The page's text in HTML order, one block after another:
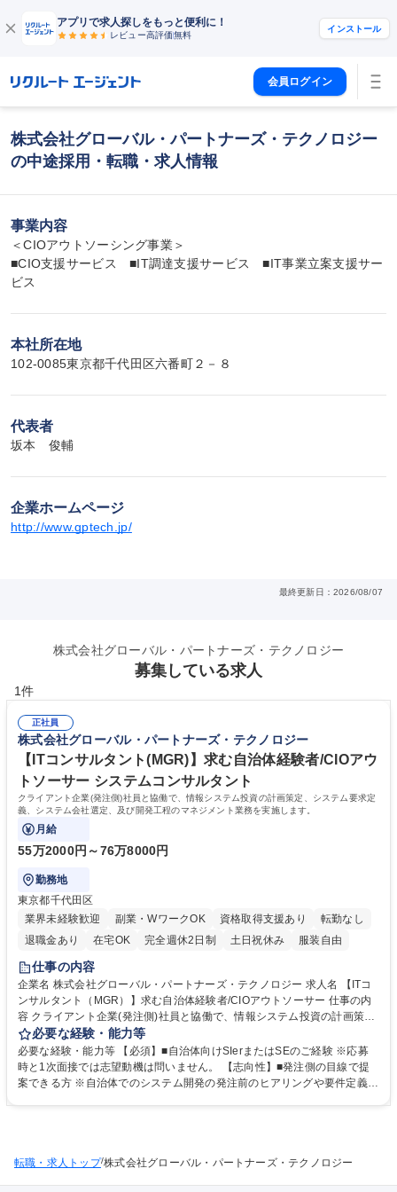
アプリで求人探しをもっと便利に！
レビュー高評価無料
インストール
会員ログイン
株式会社グローバル・パートナーズ・テクノロジー
の中途採用・転職・求人情報
事業内容
＜CIOアウトソーシング事業＞
■CIO支援サービス　■IT調達支援サービス　■IT事業立案支援サー
ビス
本社所在地
102-0085東京都千代田区六番町２－８
代表者
坂本　俊輔
企業ホームページ
http://www.gptech.jp/
最終更新日：2026/08/07
株式会社グローバル・パートナーズ・テクノロジー
募集している求人
1件
正社員
株式会社グローバル・パートナーズ・テクノロジー
【ITコンサルタント(MGR)】求む自治体経験者/CIOアウ
トソーサー システムコンサルタント
クライアント企業(発注側)社員と協働で、情報システム投資の計画策定、システム要求定
義、システム会社選定、及び開発工程のマネジメント業務を実施します。
月給
55万2000円～76万8000円
勤務地
東京都千代田区
業界未経験歓迎
副業・WワークOK 資格取得支援あり
転勤なし
退職金あり
在宅OK 完全週休2日制 土日祝休み 服装自由
仕事の内容
企業名 株式会社グローバル・パートナーズ・テクノロジー 求人名 【ITコ
ンサルタント（MGR）】求む自治体経験者/CIOアウトソーサー 仕事の内
容 クライアント企業(発注側)社員と協働で、情報システム投資の計画策
定、システム要求定義、システム会社選定、及び開発工程のマネジメント
業務を実施します。 当社プロジェクト体制内のマネージャーとして、クラ
イアント企業中堅層とのリレーションシップを密にし、課題分析やシステ
ム要求策定等の業務を行っていただきます。 《組織運営や組織拡大に向け
必要な経験・能力等
必要な経験・能力等 【必須】■自治体向けSIerまたはSEのご経験 ※応募
時と1次面接では志望動機は問いません。 【志向性】■発注側の目線で提
案できる方 ※自治体でのシステム開発の発注前のヒアリングや要件定義、
大学院 大学 語学力： 資格：中小企業診断士 上級システムアドミニストレ
転職・求人トップ/株式会社グローバル・パートナーズ・テクノロジー